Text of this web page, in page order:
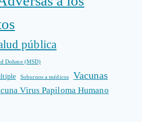
pública
Dohme (MSD)
Sobornos a médicos Vacunas
Virus Papiloma Humano